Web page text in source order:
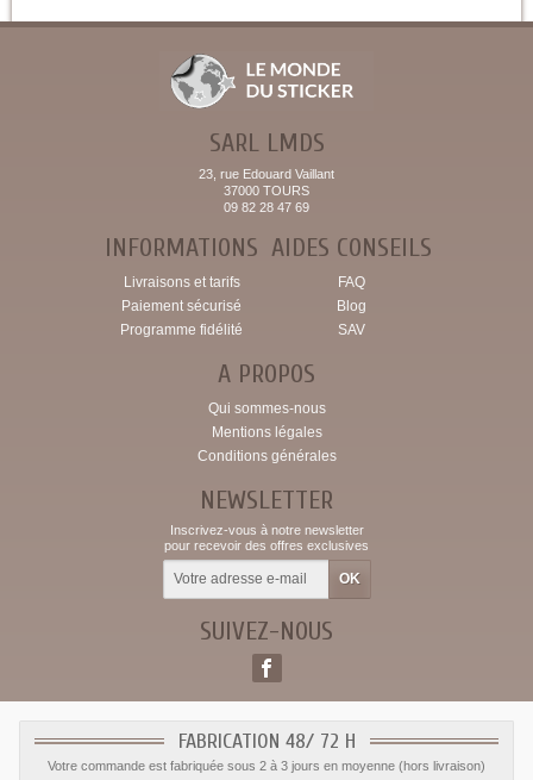
SARL LMDS
23, rue Edouard Vaillant
37000 TOURS
09 82 28 47 69
INFORMATIONS
Livraisons et tarifs
Paiement sécurisé
Programme fidélité
AIDES CONSEILS
FAQ
Blog
SAV
A PROPOS
Qui sommes-nous
Mentions légales
Conditions générales
NEWSLETTER
Inscrivez-vous à notre newsletter
pour recevoir des offres exclusives
SUIVEZ-NOUS
FABRICATION 48/ 72 H
Votre commande est fabriquée sous 2 à 3 jours en moyenne (hors livraison)